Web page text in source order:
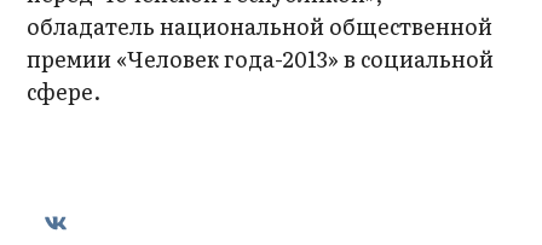
обладатель национальной общественной
премии «Человек года-2013» в социальной
сфере.